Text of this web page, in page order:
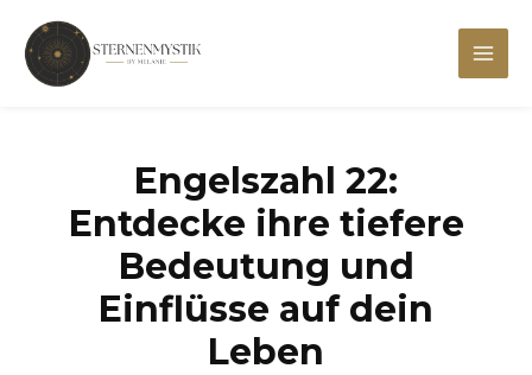
Inhalt
springen
Main
Engelszahl 22:
Entdecke ihre tiefere
Bedeutung und
Einflüsse auf dein
Leben